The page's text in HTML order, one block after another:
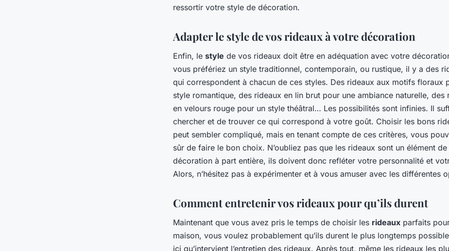
ressortir votre style de décoration.
Adapter le style de vos rideaux à votre décoration
Enfin, le style de vos rideaux doit être en adéquation avec votre
vous préfériez un style traditionnel, contemporain, ou rustique, il y a des
qui correspondent à chacun de ces styles. Des rideaux aux motifs floraux
style romantique, des rideaux en lin brut pour une ambiance naturelle, des
en velours rouge pour un style théâtral… Les possibilités sont infinies. Il
chercher et de trouver ce qui correspond à votre goût. Choisir les bons
peut sembler compliqué, mais en tenant compte de ces critères, vous
sûr de faire le bon choix. N’oubliez pas que les rideaux sont un élément de
décoration à part entière, ils doivent donc refléter votre personnalité et
Alors, n’hésitez pas à expérimenter et à vous amuser avec les différentes
Comment entretenir vos rideaux pour qu’ils durent
Maintenant que vous avez pris le temps de choisir les rideaux parfaits
maison, vous voulez probablement qu’ils durent le plus longtemps
ici qu’intervient l’entretien des rideaux. Après tout, même les rideaux les